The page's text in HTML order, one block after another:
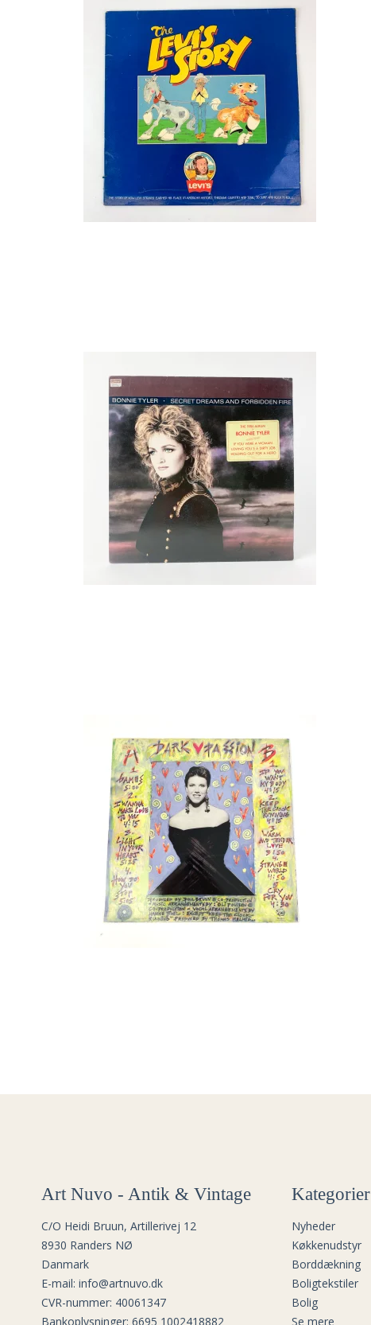
Art Nuvo - Antik & Vintage
C/O Heidi Bruun, Artillerivej 12
8930 Randers NØ
Danmark
E-mail: info@artnuvo.dk
CVR-nummer: 40061347
Bankoplysninger: 6695 1002418882
Kategorier
Nyheder
Køkkenudstyr
Borddækning
Boligtekstiler
Bolig
Se mere